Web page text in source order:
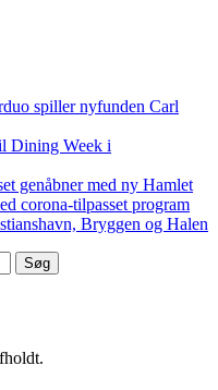
spiller nyfunden Carl
Dining Week i
genåbner med ny Hamlet
corona-tilpasset program
Bryggen og Halen